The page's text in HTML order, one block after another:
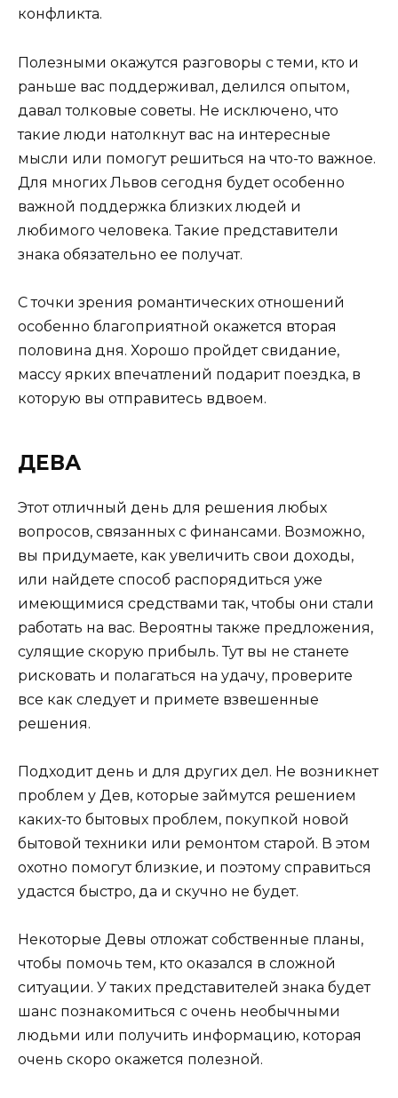
конфликта.
Полезными окажутся разговоры с теми, кто и
раньше вас поддерживал, делился опытом,
давал толковые советы. Не исключено, что
такие люди натолкнут вас на интересные
мысли или помогут решиться на что-то важное.
Для многих Львов сегодня будет особенно
важной поддержка близких людей и
любимого человека. Такие представители
знака обязательно ее получат.
С точки зрения романтических отношений
особенно благоприятной окажется вторая
половина дня. Хорошо пройдет свидание,
массу ярких впечатлений подарит поездка, в
которую вы отправитесь вдвоем.
ДЕВА
Этот отличный день для решения любых
вопросов, связанных с финансами. Возможно,
вы придумаете, как увеличить свои доходы,
или найдете способ распорядиться уже
имеющимися средствами так, чтобы они стали
работать на вас. Вероятны также предложения,
сулящие скорую прибыль. Тут вы не станете
рисковать и полагаться на удачу, проверите
все как следует и примете взвешенные
решения.
Подходит день и для других дел. Не возникнет
проблем у Дев, которые займутся решением
каких-то бытовых проблем, покупкой новой
бытовой техники или ремонтом старой. В этом
охотно помогут близкие, и поэтому справиться
удастся быстро, да и скучно не будет.
Некоторые Девы отложат собственные планы,
чтобы помочь тем, кто оказался в сложной
ситуации. У таких представителей знака будет
шанс познакомиться с очень необычными
людьми или получить информацию, которая
очень скоро окажется полезной.